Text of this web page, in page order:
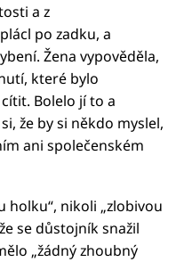
a z
po zadku, a
Žena vypověděla,
které bylo
Bolelo jí to a
že by si někdo myslel,
ani společenském
holku“, nikoli „zlobivou
se důstojník snažil
„žádný zhoubný